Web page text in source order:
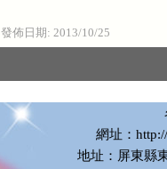
發佈日期: 2013/10/25
網址：
地址：屏東縣